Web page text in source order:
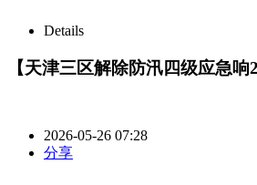
Details
【天津三区解除防汛四级应急响
2026-05-26 07:28
分享